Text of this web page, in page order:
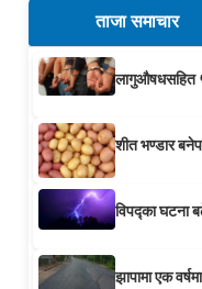
ताजा समाचार
लागुऔषधसहित
शीत भण्डार
विपद्का घटना
झापामा एक